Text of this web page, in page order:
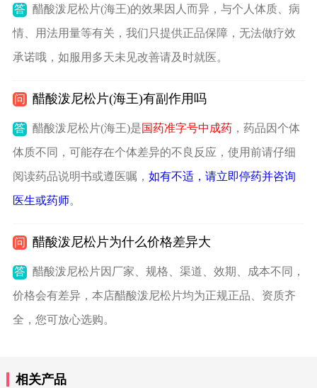
答 醋酸泼尼松片(海王)的效果因人而异，与个人体质、病
情、用法用量等有关，我们只提供正品保障，无法做疗效
承诺哦，如服用多天未见改善请及时就医。
问 醋酸泼尼松片(海王)有副作用吗
答 醋酸泼尼松片(海王)是国药准字号中成药，药品因个体
体质不同，可能存在个体差异的不良反应，使用前请仔细
阅读药品说明书或遵医嘱， 如有不适，请立即停药并咨询
医生或药师。
问 醋酸泼尼松片为什么价格差异大
答 醋酸泼尼松片因厂家、规格、渠道、效期、成本不同，
价格会有差异，本店醋酸泼尼松片均为正规正品、资质齐
全，您可放心选购。
相关产品